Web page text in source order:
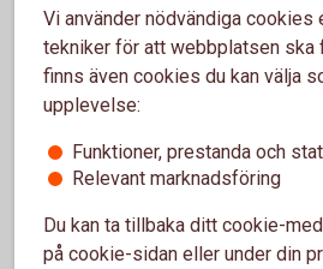
tjänster.
ISO20022-baserade
Vi använder nödvändiga cookies
tekniker för att webbplatsen ska
finns även cookies du kan välja
upplevelse:
Funktioner, prestanda och
Relevant marknadsföring
Du kan ta tillbaka ditt cookie-
på cookie-sidan eller under din